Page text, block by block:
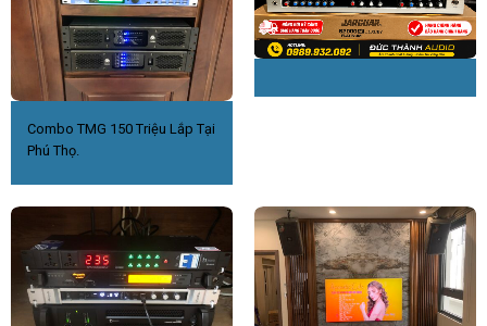
Combo TMG 150 Triệu Lắp Tại
Phú Thọ.